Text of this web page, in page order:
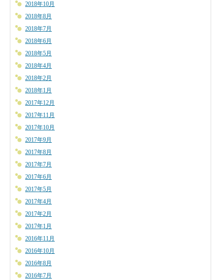
2018年10月
2018年8月
2018年7月
2018年6月
2018年5月
2018年4月
2018年2月
2018年1月
2017年12月
2017年11月
2017年10月
2017年9月
2017年8月
2017年7月
2017年6月
2017年5月
2017年4月
2017年2月
2017年1月
2016年11月
2016年10月
2016年8月
2016年7月